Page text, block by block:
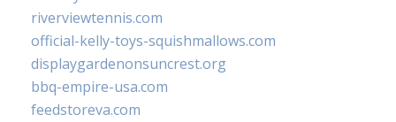
riverviewtennis.com
official-kelly-toys-squishmallows.com
displaygardenonsuncrest.org
bbq-empire-usa.com
feedstoreva.com